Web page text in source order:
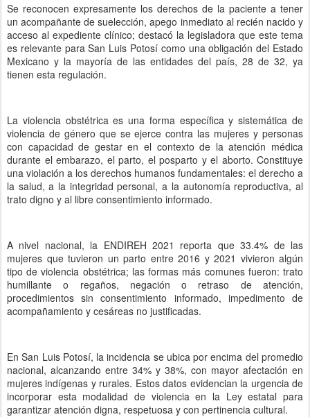
Se reconocen expresamente los derechos de la paciente a tener
un acompañante de suelección, apego inmediato al recién nacido y
acceso al expediente clínico; destacó la legisladora que este tema
es relevante para San Luis Potosí como una obligación del Estado
Mexicano y la mayoría de las entidades del país, 28 de 32, ya
tienen esta regulación.
La violencia obstétrica es una forma específica y sistemática de
violencia de género que se ejerce contra las mujeres y personas
con capacidad de gestar en el contexto de la atención médica
durante el embarazo, el parto, el posparto y el aborto. Constituye
una violación a los derechos humanos fundamentales: el derecho a
la salud, a la integridad personal, a la autonomía reproductiva, al
trato digno y al libre consentimiento informado.
A nivel nacional, la ENDIREH 2021 reporta que 33.4% de las
mujeres que tuvieron un parto entre 2016 y 2021 vivieron algún
tipo de violencia obstétrica; las formas más comunes fueron: trato
humillante o regaños, negación o retraso de atención,
procedimientos sin consentimiento informado, impedimento de
acompañamiento y cesáreas no justificadas.
En San Luis Potosí, la incidencia se ubica por encima del promedio
nacional, alcanzando entre 34% y 38%, con mayor afectación en
mujeres indígenas y rurales. Estos datos evidencian la urgencia de
incorporar esta modalidad de violencia en la Ley estatal para
garantizar atención digna, respetuosa y con pertinencia cultural.